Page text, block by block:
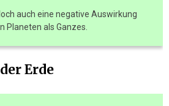
auch eine negative Auswirkung
Planeten als Ganzes.
Erde